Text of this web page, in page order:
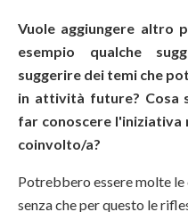
Vuole aggiungere altro
esempio qualche
suggerire dei temi che
in attività future? Cosa
far conoscere l'iniziativa
coinvolto/a?
Potrebbero essere molte le
senza che per questo le